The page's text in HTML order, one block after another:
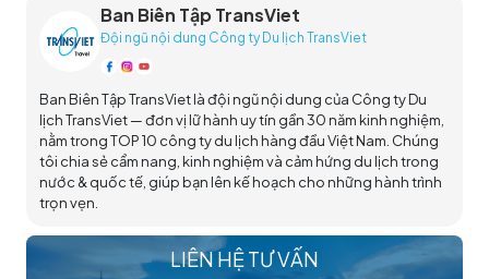
Ban Biên Tập TransViet
Đội ngũ nội dung Công ty Du lịch TransViet
Ban Biên Tập TransViet là đội ngũ nội dung của Công ty Du
lịch TransViet — đơn vị lữ hành uy tín gần 30 năm kinh nghiệm,
nằm trong TOP 10 công ty du lịch hàng đầu Việt Nam. Chúng
tôi chia sẻ cẩm nang, kinh nghiệm và cảm hứng du lịch trong
nước & quốc tế, giúp bạn lên kế hoạch cho những hành trình
trọn vẹn.
LIÊN HỆ TƯ VẤN